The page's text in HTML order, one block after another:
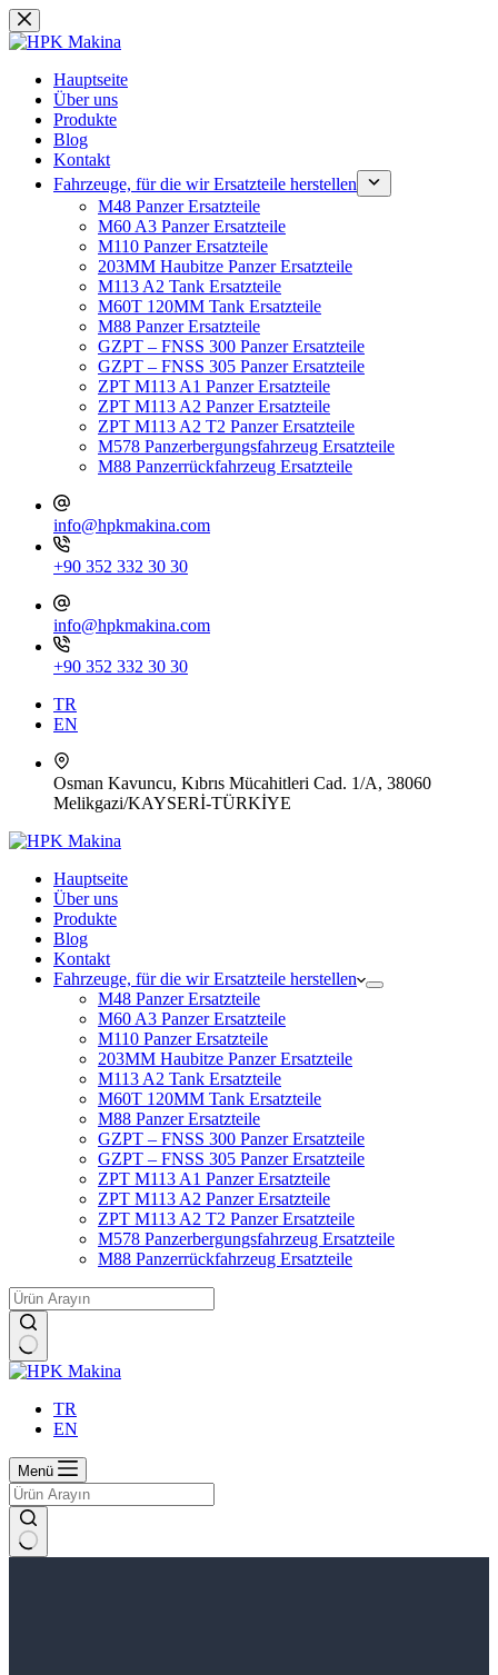
Zum
Inhalt
Hauptseite
Über uns
Produkte
Blog
Kontakt
Fahrzeuge, für die wir Ersatzteile herstellen
M48 Panzer Ersatzteile
M60 A3 Panzer Ersatzteile
M110 Panzer Ersatzteile
203MM Haubitze Panzer Ersatzteile
M113 A2 Tank Ersatzteile
M60T 120MM Tank Ersatzteile
M88 Panzer Ersatzteile
GZPT – FNSS 300 Panzer Ersatzteile
GZPT – FNSS 305 Panzer Ersatzteile
ZPT M113 A1 Panzer Ersatzteile
ZPT M113 A2 Panzer Ersatzteile
ZPT M113 A2 T2 Panzer Ersatzteile
M578 Panzerbergungsfahrzeug Ersatzteile
M88 Panzerrückfahrzeug Ersatzteile
info@hpkmakina.com
+90 352 332 30 30
info@hpkmakina.com
+90 352 332 30 30
TR
EN
Osman Kavuncu, Kıbrıs Mücahitleri Cad. 1/A, 38060
Melikgazi/KAYSERİ-TÜRKİYE
Hauptseite
Über uns
Produkte
Blog
Kontakt
Fahrzeuge, für die wir Ersatzteile herstellen
M48 Panzer Ersatzteile
M60 A3 Panzer Ersatzteile
M110 Panzer Ersatzteile
203MM Haubitze Panzer Ersatzteile
M113 A2 Tank Ersatzteile
M60T 120MM Tank Ersatzteile
M88 Panzer Ersatzteile
GZPT – FNSS 300 Panzer Ersatzteile
GZPT – FNSS 305 Panzer Ersatzteile
ZPT M113 A1 Panzer Ersatzteile
ZPT M113 A2 Panzer Ersatzteile
ZPT M113 A2 T2 Panzer Ersatzteile
M578 Panzerbergungsfahrzeug Ersatzteile
M88 Panzerrückfahrzeug Ersatzteile
Keine
TR
EN
Menü